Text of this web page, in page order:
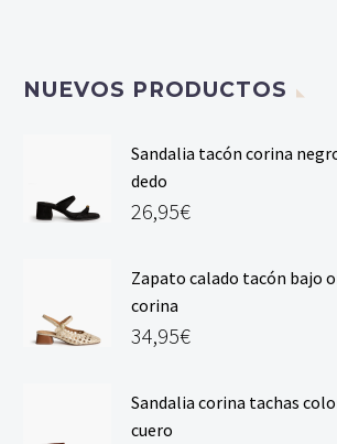
NUEVOS PRODUCTOS
Sandalia tacón corina
dedo
26,95€
Zapato calado tacón bajo
corina
34,95€
Sandalia corina tachas
cuero